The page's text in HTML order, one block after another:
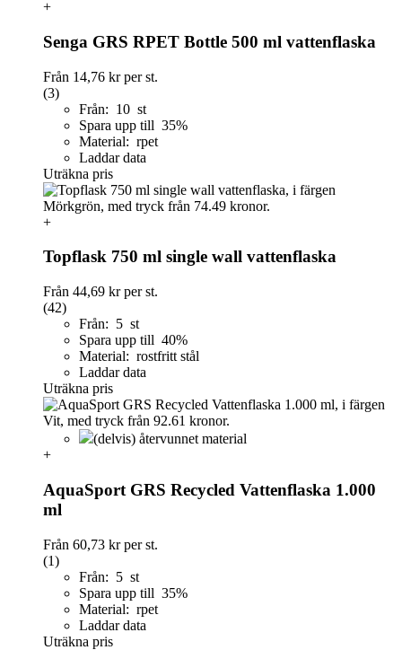
+
Senga GRS RPET Bottle 500 ml vattenflaska
Från 14,76 krper st.
(3)
Från: 10 st
Spara upp till 35%
Material: rpet
Laddar data
Uträkna pris
+
Topflask 750 ml single wall vattenflaska
Från 44,69 krper st.
(42)
Från: 5 st
Spara upp till 40%
Material: rostfritt stål
Laddar data
Uträkna pris
(delvis) återvunnet material
+
AquaSport GRS Recycled Vattenflaska 1.000
ml
Från 60,73 krper st.
(1)
Från: 5 st
Spara upp till 35%
Material: rpet
Laddar data
Uträkna pris